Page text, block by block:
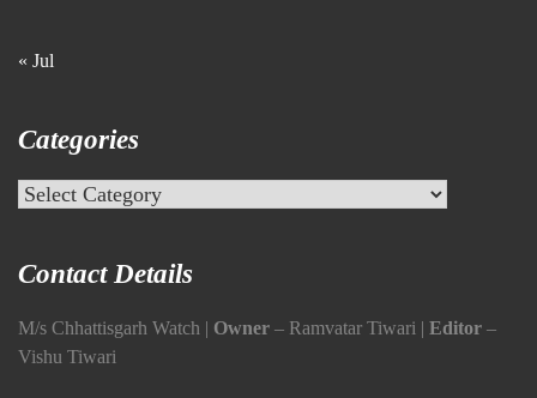
« Jul
Categories
Categories
Contact Details
M/s Chhattisgarh Watch | Owner – Ramvatar Tiwari | Editor –
Vishu Tiwari